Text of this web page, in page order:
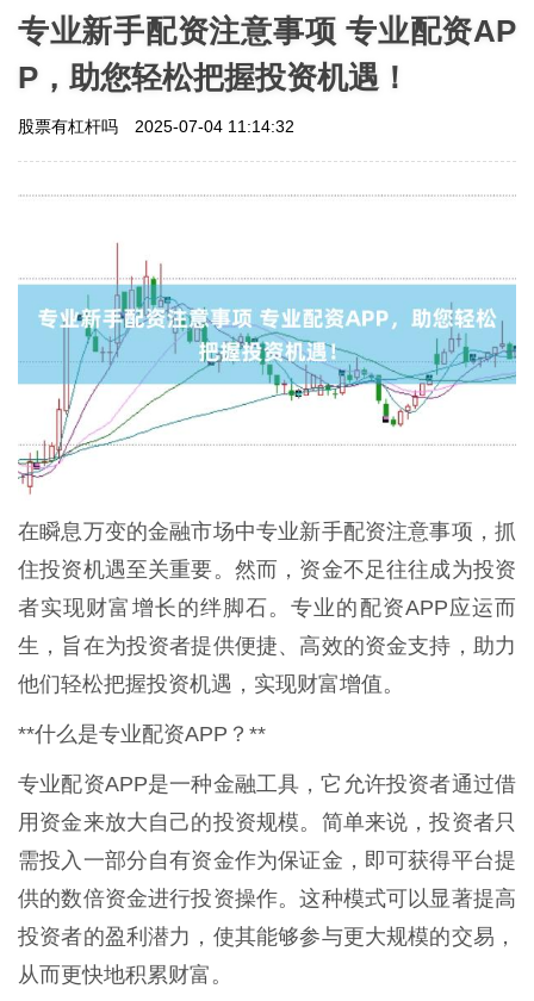
专业新手配资注意事项 专业配资AP
P，助您轻松把握投资机遇！
股票有杠杆吗 2025-07-04 11:14:32
在瞬息万变的金融市场中专业新手配资注意事项，抓
住投资机遇至关重要。然而，资金不足往往成为投资
者实现财富增长的绊脚石。专业的配资APP应运而
生，旨在为投资者提供便捷、高效的资金支持，助力
他们轻松把握投资机遇，实现财富增值。
**什么是专业配资APP？**
专业配资APP是一种金融工具，它允许投资者通过借
用资金来放大自己的投资规模。简单来说，投资者只
需投入一部分自有资金作为保证金，即可获得平台提
供的数倍资金进行投资操作。这种模式可以显著提高
投资者的盈利潜力，使其能够参与更大规模的交易，
从而更快地积累财富。